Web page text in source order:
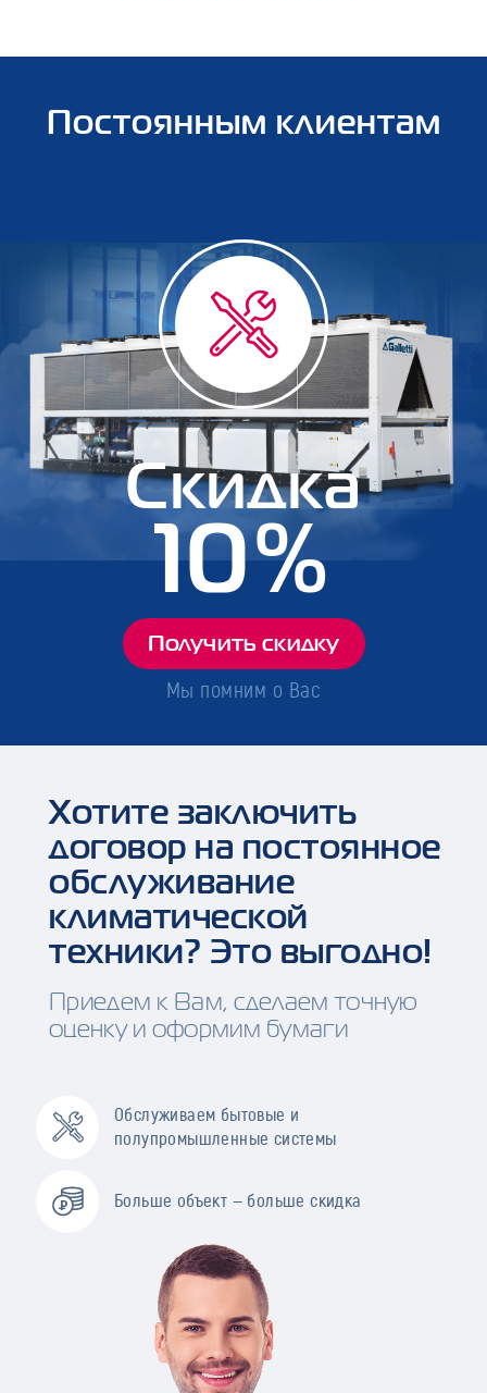
Постоянным клиентам
Мы помним о Вас
Скидка
10%
Получить скидку
Хотите заключить
договор на постоянное
обслуживание
климатической
техники? Это выгодно!
Приедем к Вам, сделаем точную
оценку и оформим бумаги
Обслуживаем бытовые и
полупромышленные системы
Больше объект — больше скидка